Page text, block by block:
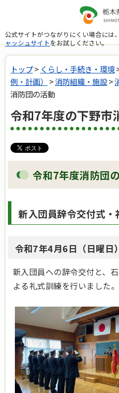
公式サイトがつながりにくい場合には
ャッシュサイトをお試しください。
トップ> くらし・手続き・環境
例・計画）
>消防組織・施設>
消防団の活動
令和7年度の下野市
令和7年度消防団
新入団員辞令交付式・
令和7年4月6日（日曜日）
新入団員への辞令交付と、
よる礼式訓練を行いました。